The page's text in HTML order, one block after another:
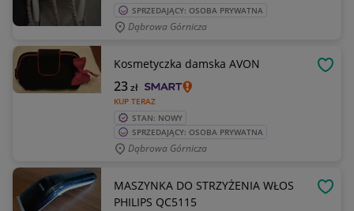
SPRZEDAJĄCY: OSOBA PRYWATNA
Dąbrowa Górnicza
Kosmetyczka damska AVON
KUP TERAZ
23zł
STAN: NOWY
SPRZEDAJĄCY: OSOBA PRYWATNA
Dąbrowa Górnicza
MASZYNKA DO STRZYŻENIA WŁOS
PHILIPS QC5115